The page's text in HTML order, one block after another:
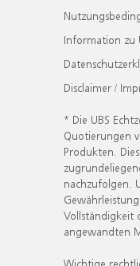
Information zu
Disclaimer /
* Die UBS
Quotierungen
Produkten.
nachzufolgen.
Vollständigkeit
angewandten